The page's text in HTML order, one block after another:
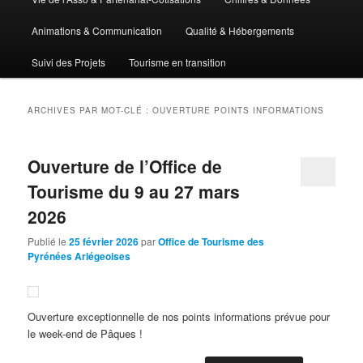
Animations & Communication Qualité & Hébergements
Suivi des Projets Tourisme en transition
ARCHIVES PAR MOT-CLÉ :OUVERTURE POINTS INFORMATIONS
Ouverture de l’Office de
Tourisme du 9 au 27 mars
2026
Publié le25 février 2026parOffice de Tourisme des
Pyrénées Ariégeoises
Ouverture exceptionnelle de nos points informations prévue pour
le week-end de Pâques !